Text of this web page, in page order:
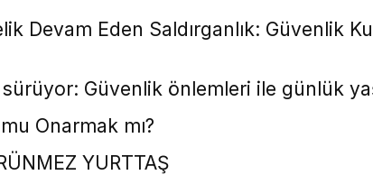
Devam Eden Saldırganlık: Güvenlik
Güvenlik önlemleri ile günlük
Onarmak mı?
YURTTAŞ